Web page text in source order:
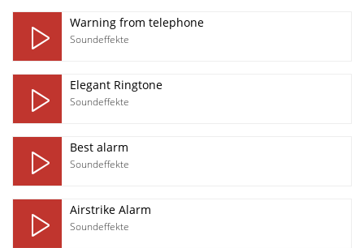
Warning from telephone
Soundeffekte
Elegant Ringtone
Soundeffekte
Best alarm
Soundeffekte
Airstrike Alarm
Soundeffekte